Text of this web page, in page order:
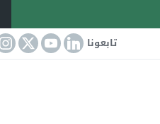
تابعونا